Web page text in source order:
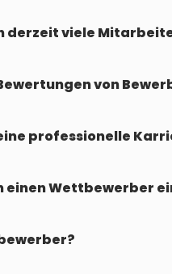
derzeit viele
von
professionelle
einen Wettbewerber